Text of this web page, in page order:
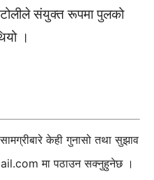
संयुक्त रूपमा पुलको
।
केही गुनासो तथा सुझाव
मा पठाउन सक्नुहुनेछ ।